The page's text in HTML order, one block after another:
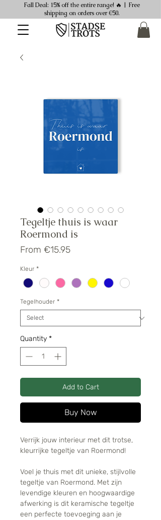
Fall Deal: 15% off the entire range! 🔥 | Free
shipping on orders over €50.
Tegeltje thuis is waar
Roermond is
From €15.95Sale
Kleur *
Tegelhouder *
Quantity *
Add to Cart
Buy Now
Verrijk jouw interieur met dit trotse,
kleurrijke tegeltje van Roermond!
Voel je thuis met dit unieke, stijlvolle
tegeltje van Roermond. Met zijn
levendige kleuren en hoogwaardige
afwerking is dit keramische tegeltje
een perfecte toevoeging aan je